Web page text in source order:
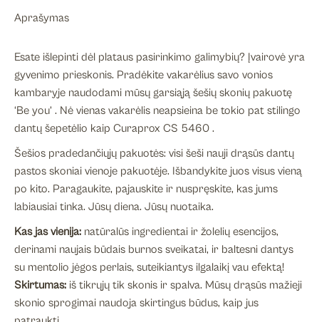
pakuotė
dantų
šepetėliu
Aprašymas
Esate išlepinti dėl plataus pasirinkimo galimybių? Įvairovė yra
gyvenimo prieskonis. Pradėkite vakarėlius savo vonios
kambaryje naudodami mūsų garsiąją šešių skonių pakuotę
‘Be you’ . Nė vienas vakarėlis neapsieina be tokio pat stilingo
dantų šepetėlio kaip Curaprox CS 5460 .
Šešios pradedančiųjų pakuotės: visi šeši nauji drąsūs dantų
pastos skoniai vienoje pakuotėje. Išbandykite juos visus vieną
po kito. Paragaukite, pajauskite ir nuspręskite, kas jums
labiausiai tinka. Jūsų diena. Jūsų nuotaika.
Kas jas vienija: natūralūs ingredientai ir žolelių esencijos,
derinami naujais būdais burnos sveikatai, ir baltesni dantys
su mentolio jėgos perlais, suteikiantys ilgalaikį vau efektą!
Skirtumas: iš tikrųjų tik skonis ir spalva. Mūsų drąsūs mažieji
skonio sprogimai naudoja skirtingus būdus, kaip jus